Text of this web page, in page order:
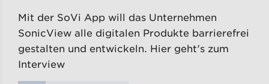
Mit der SoVi App will das Unternehmen
SonicView alle digitalen Produkte barrierefrei
gestalten und entwickeln. Hier geht's zum
Interview